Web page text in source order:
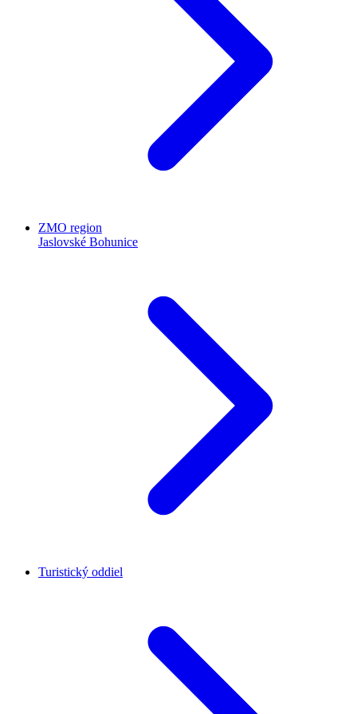
ZMO region
Jaslovské Bohunice
Turistický oddiel